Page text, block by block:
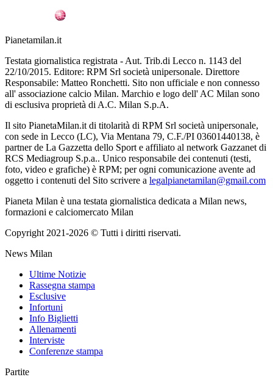
Pianetamilan.it
Testata giornalistica registrata - Aut. Trib.di Lecco n. 1143 del
22/10/2015. Editore: RPM Srl società unipersonale. Direttore
Responsabile: Matteo Ronchetti. Sito non ufficiale e non connesso
all' associazione calcio Milan. Marchio e logo dell' AC Milan sono
di esclusiva proprietà di A.C. Milan S.p.A.
Il sito PianetaMilan.it di titolarità di RPM Srl società unipersonale,
con sede in Lecco (LC), Via Mentana 79, C.F./PI 03601440138, è
partner de La Gazzetta dello Sport e affiliato al network Gazzanet di
RCS Mediagroup S.p.a.. Unico responsabile dei contenuti (testi,
foto, video e grafiche) è RPM; per ogni comunicazione avente ad
oggetto i contenuti del Sito scrivere a legalpianetamilan@gmail.com
Pianeta Milan è una testata giornalistica dedicata a Milan news,
formazioni e calciomercato Milan
Copyright 2021-2026 © Tutti i diritti riservati.
News Milan
Ultime Notizie
Rassegna stampa
Esclusive
Infortuni
Info Biglietti
Allenamenti
Interviste
Conferenze stampa
Partite